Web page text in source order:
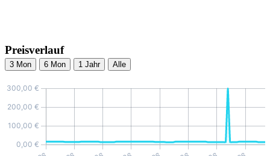
Preisverlauf
3 Mon 6 Mon 1 Jahr Alle